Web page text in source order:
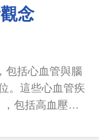
念
包括心血管與腦
。這些心血管疾
包括高血壓、